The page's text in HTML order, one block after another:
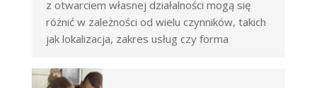
z otwarciem własnej działalności mogą się
różnić w zależności od wielu czynników, takich
jak lokalizacja, zakres usług czy forma